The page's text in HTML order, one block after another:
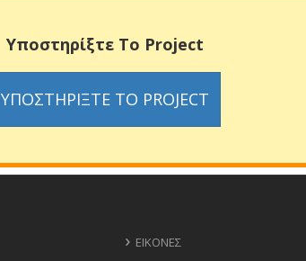
Υποστηρίξτε Το Project
ΥΠΟΣΤΗΡΊΞΤΕ ΤΟ PROJECT
ΕΙΚΌΝΕΣ